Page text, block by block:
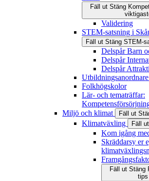
Fäll ut Stäng
Validering
STEM-satsning i
Fäll ut Stäng STEM-
Delspår Barn
Delspår
Delspår
Folkhögskolor
Lär- och tematräffar:
Miljö och klimat
Fäll ut
Klimatväxling Fäll ut
Kom igång
Skräddarsy er
Fäll ut Stäng
tips